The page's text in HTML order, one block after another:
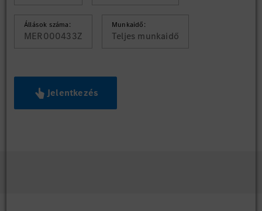
Állások száma:
MER000433Z
Munkaidő:
Teljes munkaidő
Jelentkezés